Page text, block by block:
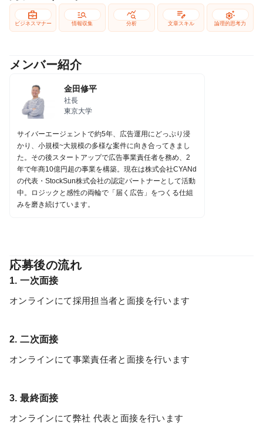
business_center
ビジネスマナー
manage_search
情報収集
query_stats
分析
edit_note
文章スキル
settings_suggest
論理的思考力
メンバー紹介
金田修平
社長
東京大学
サイバーエージェントで約5年、広告運用にどっぷり浸
かり、小規模~大規模の多様な案件に向き合ってきまし
た。その後スタートアップで広告事業責任者を務め、2
年で年商10億円超の事業を構築。現在は株式会社CYANd
の代表・StockSun株式会社の認定パートナーとして活動
中。ロジックと感性の両輪で「届く広告」をつくる仕組
みを磨き続けています。
応募後の流れ
1. 一次面接
オンラインにて採用担当者と面接を行います
2. 二次面接
オンラインにて事業責任者と面接を行います
3. 最終面接
オンラインにて弊社 代表と面接を行います